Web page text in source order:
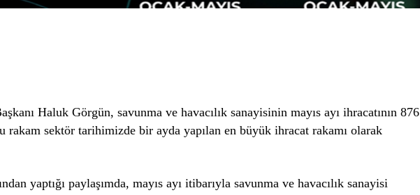
Haluk Görgün, savunma ve havacılık sanayisinin mayıs ayı ihracatının 876
rakam sektör tarihimizde bir ayda yapılan en büyük ihracat rakamı olarak
yaptığı paylaşımda, mayıs ayı itibarıyla savunma ve havacılık sanayisi